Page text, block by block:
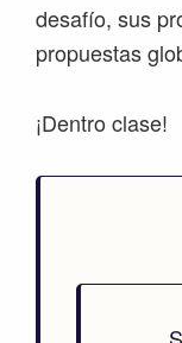
desafío, sus
propuestas
¡Dentro clase!